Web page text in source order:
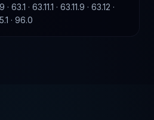
63.1 · 63.11.1 · 63.11.9 · 63.12 ·
· 96.0